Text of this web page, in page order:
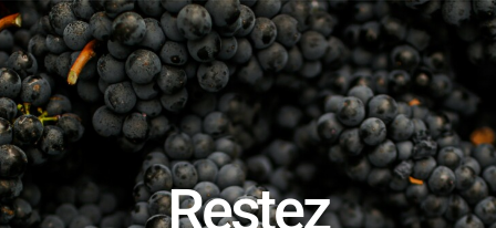
Restez